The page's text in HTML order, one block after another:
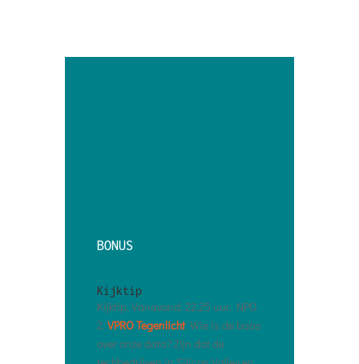
BONUS
Kijktip
Kijktip. Vanavond. 22.25 uur. NPO
2. VPRO Tegenlicht. Wie is de baas
over onze data? Zijn dat de